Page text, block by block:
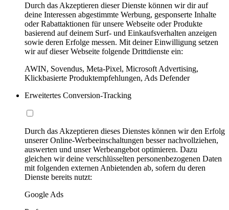
Durch das Akzeptieren dieser Dienste können wir dir auf
deine Interessen abgestimmte Werbung, gesponserte Inhalte
oder Rabattaktionen für unsere Webseite oder Produkte
basierend auf deinem Surf- und Einkaufsverhalten anzeigen
sowie deren Erfolge messen. Mit deiner Einwilligung setzen
wir auf dieser Webseite folgende Drittdienste ein:
AWIN, Sovendus, Meta-Pixel, Microsoft Advertising,
Klickbasierte Produktempfehlungen, Ads Defender
Erweitertes Conversion-Tracking
Durch das Akzeptieren dieses Dienstes können wir den Erfolg
unserer Online-Werbeeinschaltungen besser nachvollziehen,
auswerten und unser Werbeangebot optimieren. Dazu
gleichen wir deine verschlüsselten personenbezogenen Daten
mit folgenden externen Anbietenden ab, sofern du deren
Dienste bereits nutzt:
Google Ads